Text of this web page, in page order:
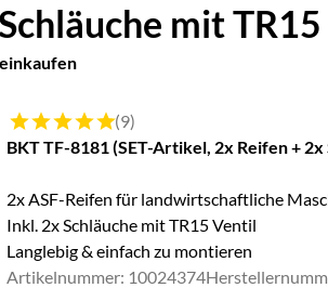
mit
Bewertung: 5 von 5 (9 Bewertungen)
(9)
BKT TF-8181 (SET-Artikel, 2x Reifen + 2x
2x ASF-Reifen für landwirtschaftliche
Inkl. 2x Schläuche mit TR15 Ventil
Langlebig & einfach zu montieren
Artikelnummer: 10024374